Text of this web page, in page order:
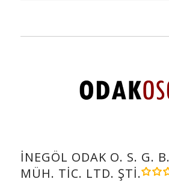
İNEGÖL ODAK O. S. G.
MÜH. TİC. LTD. ŞTİ.